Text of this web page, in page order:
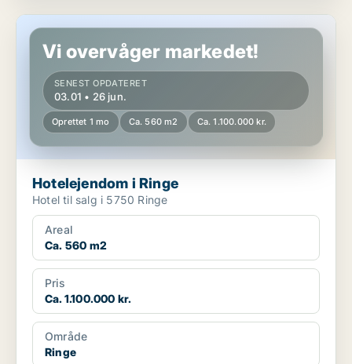
Hotelejendom i Ringe
Vi overvåger markedet!
SENEST OPDATERET
03.01 • 26 jun.
Oprettet 1 mo Ca. 560 m2 Ca. 1.100.000 kr.
Hotelejendom i Ringe
Hotel til salg i 5750 Ringe
Areal
Ca. 560 m2
Pris
Ca. 1.100.000 kr.
Område
Ringe